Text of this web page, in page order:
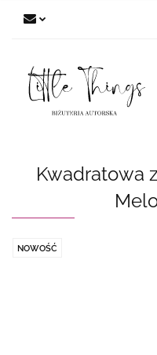
Kwadratowa
NOWOŚĆ